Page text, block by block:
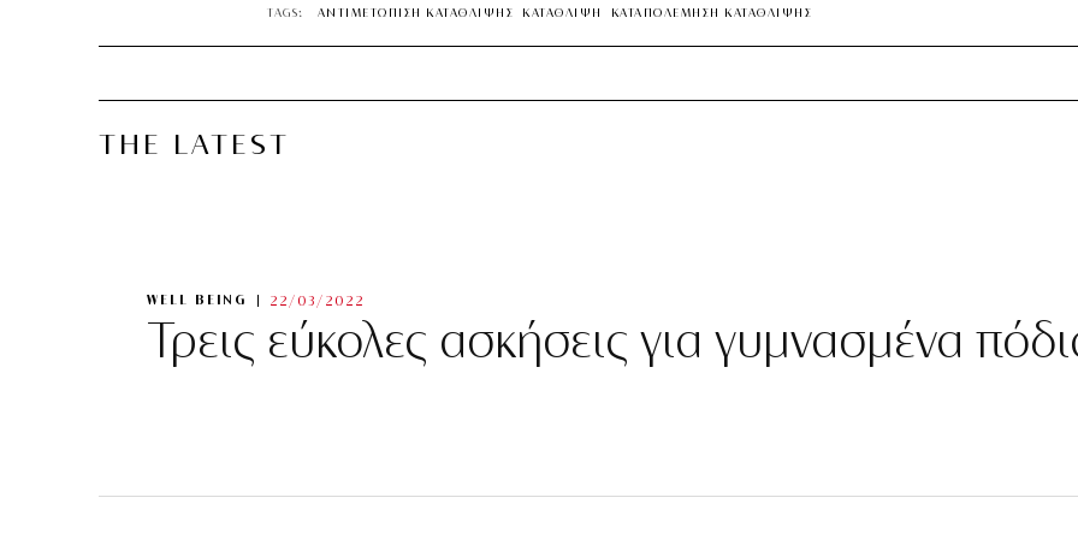
TAGS: ΑΝΤΙΜΕΤΩΠΙΣΗ ΚΑΤΑΘΛΙΨΗΣ ΚΑΤΑΘΛΙΨΗ ΚΑΤΑΠΟΛΕΜΗΣΗ ΚΑΤΑΘΛΙΨΗΣ
THE LATEST
WELL BEING 22/03/2022
Τρεις εύκολες ασκήσεις για γυμνασμένα